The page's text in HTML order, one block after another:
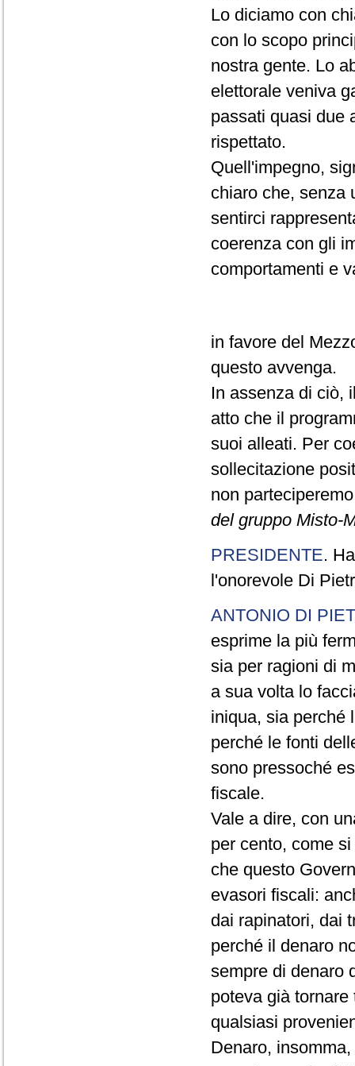
Lo diciamo con
con lo scopo
nostra gente. Lo
elettorale veniva
passati quasi due
rispettato.
Quell'impegno,
chiaro che, senza
sentirci
coerenza con gli
comportamenti e
in favore del
questo avvenga.
In assenza di ciò,
atto che il
suoi alleati. Per
sollecitazione
non
del gruppo Misto-
PRESIDENTE.
l'onorevole Di
ANTONIO DI
esprime la più
sia per ragioni di
a sua volta lo
iniqua, sia perché
perché le fonti
sono pressoché
fiscale.
Vale a dire, con
per cento, come
che questo
evasori fiscali:
dai rapinatori, dai
perché il denaro
sempre di denaro
poteva già
qualsiasi
Denaro,